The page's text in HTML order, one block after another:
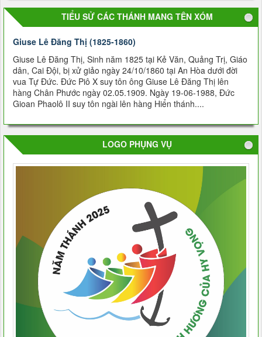
TIỂU SỬ CÁC THÁNH MANG TÊN XÓM
Giuse Lê Ðăng Thị (1825-1860)
Giuse Lê Ðăng Thị, Sinh năm 1825 tại Kẻ Văn, Quảng Trị, Giáo
dân, Cai Ðội, bị xử giảo ngày 24/10/1860 tại An Hòa dưới đời
vua Tự Ðức. Đức Piô X suy tôn ông Giuse Lê Đăng Thị lên
hàng Chân Phước ngày 02.05.1909. Ngày 19-06-1988, Đức
Gioan Phaolô II suy tôn ngài lên hàng Hiển thánh....
LOGO PHỤNG VỤ